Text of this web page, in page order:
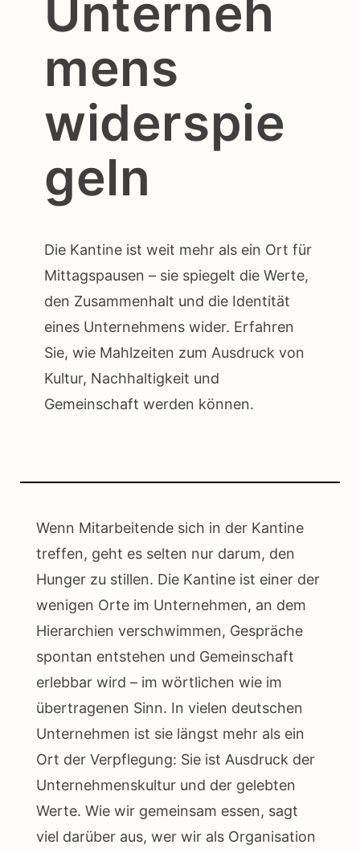
Unterneh
mens
widerspie
geln
Die Kantine ist weit mehr als ein Ort für
Mittagspausen – sie spiegelt die Werte,
den Zusammenhalt und die Identität
eines Unternehmens wider. Erfahren
Sie, wie Mahlzeiten zum Ausdruck von
Kultur, Nachhaltigkeit und
Gemeinschaft werden können.
Wenn Mitarbeitende sich in der Kantine
treffen, geht es selten nur darum, den
Hunger zu stillen. Die Kantine ist einer der
wenigen Orte im Unternehmen, an dem
Hierarchien verschwimmen, Gespräche
spontan entstehen und Gemeinschaft
erlebbar wird – im wörtlichen wie im
übertragenen Sinn. In vielen deutschen
Unternehmen ist sie längst mehr als ein
Ort der Verpflegung: Sie ist Ausdruck der
Unternehmenskultur und der gelebten
Werte. Wie wir gemeinsam essen, sagt
viel darüber aus, wer wir als Organisation